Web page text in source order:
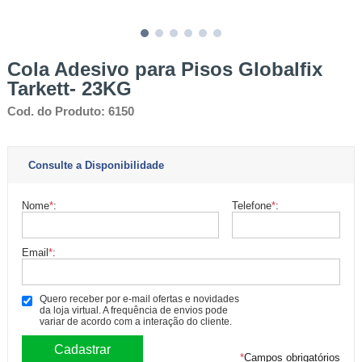
Cola Adesivo para Pisos Globalfix
Tarkett- 23KG
Cod. do Produto: 6150
Consulte a Disponibilidade
Nome*: Telefone*:
Email*:
Quero receber por e-mail ofertas e novidades
da loja virtual. A frequência de envios pode
variar de acordo com a interação do cliente.
*Campos obrigatórios